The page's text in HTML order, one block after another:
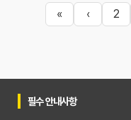
« ‹ 2
필수 안내사항